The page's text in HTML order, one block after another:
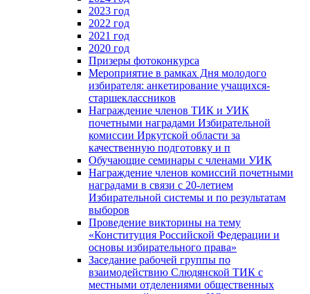
2023 год
2022 год
2021 год
2020 год
Призеры фотоконкурса
Мероприятие в рамках Дня молодого
избирателя: анкетирование учащихся-
старшеклассников
Награждение членов ТИК и УИК
почетными наградами Избирательной
комиссии Иркутской области за
качественную подготовку и п
Обучающие семинары с членами УИК
Награждение членов комиссий почетными
наградами в связи с 20-летием
Избирательной системы и по результатам
выборов
Проведение викторины на тему
«Конституция Российской Федерации и
основы избирательного права»
Заседание рабочей группы по
взаимодействию Слюдянской ТИК с
местными отделениями общественных